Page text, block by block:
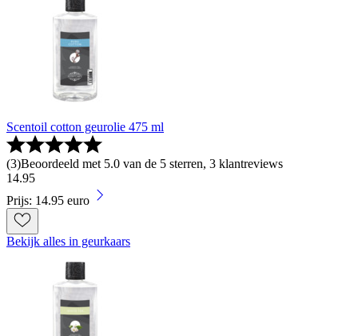
Scentoil cotton geurolie 475 ml
(3)Beoordeeld met 5.0 van de 5 sterren, 3 klantreviews
14.95
Prijs: 14.95 euro
Bekijk alles in geurkaars